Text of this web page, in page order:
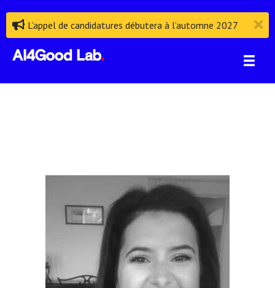
L’appel de candidatures débutera à l’automne 2027